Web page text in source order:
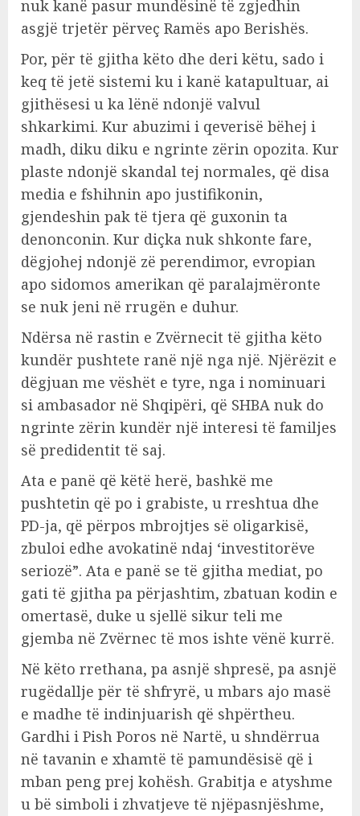
nuk kanë pasur mundësinë të zgjedhin
asgjë trjetër përveç Ramës apo Berishës.
Por, për të gjitha këto dhe deri këtu, sado i
keq të jetë sistemi ku i kanë katapultuar, ai
gjithësesi u ka lënë ndonjë valvul
shkarkimi. Kur abuzimi i qeverisë bëhej i
madh, diku diku e ngrinte zërin opozita. Kur
plaste ndonjë skandal tej normales, që disa
media e fshihnin apo justifikonin,
gjendeshin pak të tjera që guxonin ta
denonconin. Kur diçka nuk shkonte fare,
dëgjohej ndonjë zë perendimor, evropian
apo sidomos amerikan që paralajmëronte
se nuk jeni në rrugën e duhur.
Ndërsa në rastin e Zvërnecit të gjitha këto
kundër pushtete ranë një nga një. Njërëzit e
dëgjuan me vëshët e tyre, nga i nominuari
si ambasador në Shqipëri, që SHBA nuk do
ngrinte zërin kundër një interesi të familjes
së predidentit të saj.
Ata e panë që këtë herë, bashkë me
pushtetin që po i grabiste, u rreshtua dhe
PD-ja, që përpos mbrojtjes së oligarkisë,
zbuloi edhe avokatinë ndaj ‘investitorëve
seriozë”. Ata e panë se të gjitha mediat, po
gati të gjitha pa përjashtim, zbatuan kodin e
omertasë, duke u sjellë sikur teli me
gjemba në Zvërnec të mos ishte vënë kurrë.
Në këto rrethana, pa asnjë shpresë, pa asnjë
rugëdallje për të shfryrë, u mbars ajo masë
e madhe të indinjuarish që shpërtheu.
Gardhi i Pish Poros në Nartë, u shndërrua
në tavanin e xhamtë të pamundësisë që i
mban peng prej kohësh. Grabitja e atyshme
u bë simboli i zhvatjeve të njëpasnjëshme,